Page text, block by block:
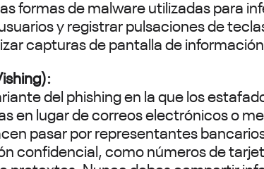
formas de malware utilizadas para
y registrar pulsaciones de
capturas de pantalla de
del phishing en la que los
en lugar de correos electrónicos o
pasar por representantes
confidencial, como números de